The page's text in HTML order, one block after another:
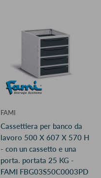
FAMI
Cassettiera per banco da
lavoro 500 X 607 X 570 H
- con un cassetto e una
porta. portata 25 KG -
FAMI FBG03S50C0003PD